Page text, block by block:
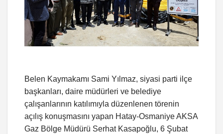
Belen Kaymakamı Sami Yılmaz, siyasi parti ilçe
başkanları, daire müdürleri ve belediye
çalışanlarının katılımıyla düzenlenen törenin
açılış konuşmasını yapan Hatay-Osmaniye AKSA
Gaz Bölge Müdürü Serhat Kasapoğlu, 6 Şubat